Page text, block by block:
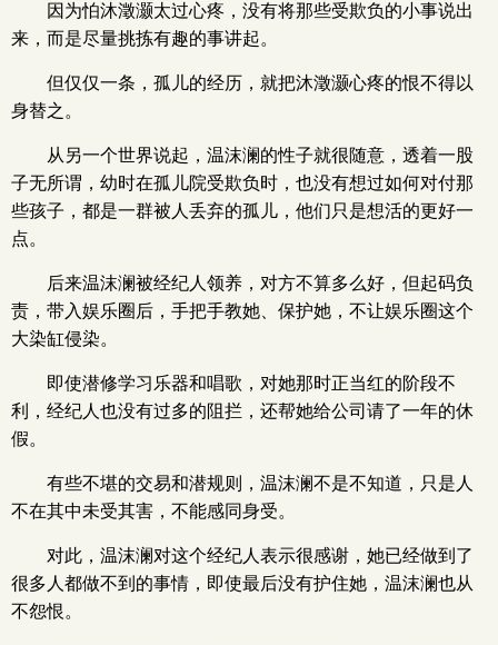
因为怕沐澂灏太过心疼，没有将那些受欺负的小事说出
来，而是尽量挑拣有趣的事讲起。
但仅仅一条，孤儿的经历，就把沐澂灏心疼的恨不得以
身替之。
从另一个世界说起，温沫澜的性子就很随意，透着一股
子无所谓，幼时在孤儿院受欺负时，也没有想过如何对付那
些孩子，都是一群被人丢弃的孤儿，他们只是想活的更好一
点。
后来温沫澜被经纪人领养，对方不算多么好，但起码负
责，带入娱乐圈后，手把手教她、保护她，不让娱乐圈这个
大染缸侵染。
即使潜修学习乐器和唱歌，对她那时正当红的阶段不
利，经纪人也没有过多的阻拦，还帮她给公司请了一年的休
假。
有些不堪的交易和潜规则，温沫澜不是不知道，只是人
不在其中未受其害，不能感同身受。
对此，温沫澜对这个经纪人表示很感谢，她已经做到了
很多人都做不到的事情，即使最后没有护住她，温沫澜也从
不怨恨。